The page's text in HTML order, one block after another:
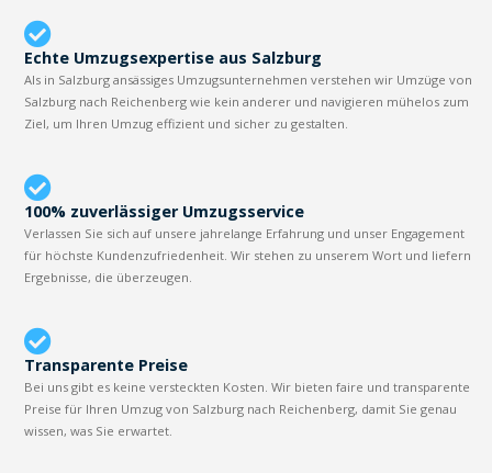
Echte Umzugsexpertise aus Salzburg
Als in Salzburg ansässiges Umzugsunternehmen verstehen wir Umzüge von
Salzburg nach Reichenberg wie kein anderer und navigieren mühelos zum
Ziel, um Ihren Umzug effizient und sicher zu gestalten.
100% zuverlässiger Umzugsservice
Verlassen Sie sich auf unsere jahrelange Erfahrung und unser Engagement
für höchste Kundenzufriedenheit. Wir stehen zu unserem Wort und liefern
Ergebnisse, die überzeugen.
Transparente Preise
Bei uns gibt es keine versteckten Kosten. Wir bieten faire und transparente
Preise für Ihren Umzug von Salzburg nach Reichenberg, damit Sie genau
wissen, was Sie erwartet.